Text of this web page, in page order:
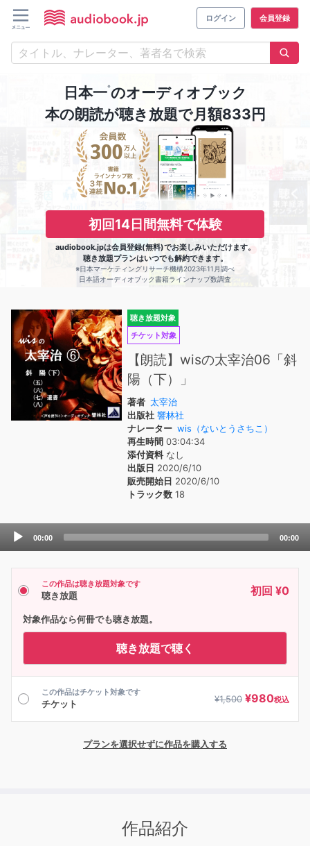
ログイン 会員登録
日本一※のオーディオブック
本の朗読が聴き放題で月額833円
初回14日間無料で体験
audiobook.jpは会員登録(無料)でお楽しみいただけます。
聴き放題プランはいつでも解約できます。
※日本マーケティングリサーチ機構2023年11月調べ
日本語オーディオブック書籍ラインナップ数調査
聴き放題対象
チケット対象
【朗読】wisの太宰治06「斜
陽（下）」
著者 太宰治
出版社 響林社
ナレーター wis（ないとうさちこ）
再生時間 03:04:34
添付資料なし
出版日 2020/6/10
販売開始日 2020/6/10
トラック数 18
Audio
00:00 00:00
この作品は聴き放題対象です
聴き放題 初回 ¥0
対象作品なら何冊でも聴き放題。
聴き放題で聴く
この作品はチケット対象です
チケット ¥1,500 ¥980税込
プランを選択せずに作品を購入する
作品紹介